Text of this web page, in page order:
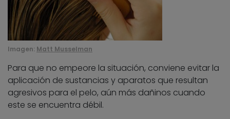
Imagen: Matt Musselman
Para que no empeore la situación, conviene evitar la
aplicación de sustancias y aparatos que resultan
agresivos para el pelo, aún más dañinos cuando
este se encuentra débil.